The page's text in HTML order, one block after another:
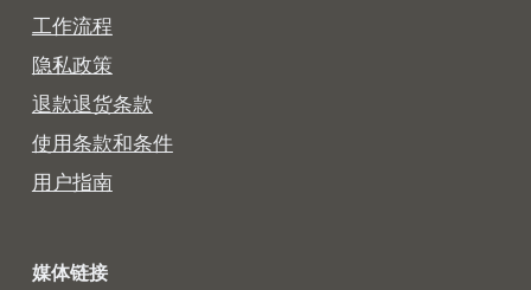
工作流程
隐私政策
退款退货条款
使用条款和条件
用户指南
媒体链接